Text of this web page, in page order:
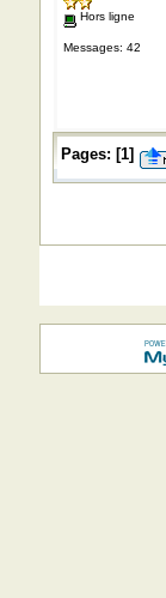
Hors ligne
Messages: 42
Pages: [1]